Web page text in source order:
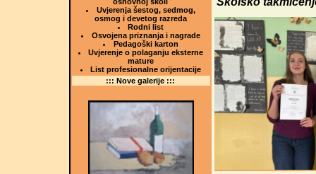
Uvjerenja šestog, sedmog,
osmog i devetog razreda
Rodni list
Osvojena priznanja i nagrade
Pedagoški karton
Uvjerenje o polaganju eksterne
mature
List profesionalne orijentacije
::: Nove galerije :::